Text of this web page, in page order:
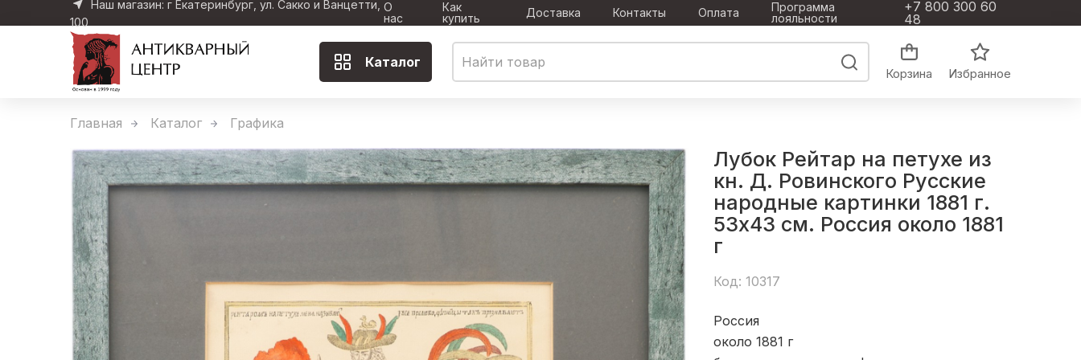
Наш магазин: г Екатеринбург, ул. Сакко и Ванцетти,
100
О
нас
Как
купить
Доставка Контакты Оплата
Программа
лояльности
+7 800 300 60
48
Каталог
Корзина Избранное
Главная Каталог Графика
Лубок Рейтар на петухе из
кн. Д. Ровинского Русские
народные картинки 1881 г.
53х43 см. Россия около 1881
г
Код: 10317
Россия
около 1881 г